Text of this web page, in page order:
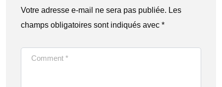
Votre adresse e-mail ne sera pas publiée. Les
champs obligatoires sont indiqués avec *